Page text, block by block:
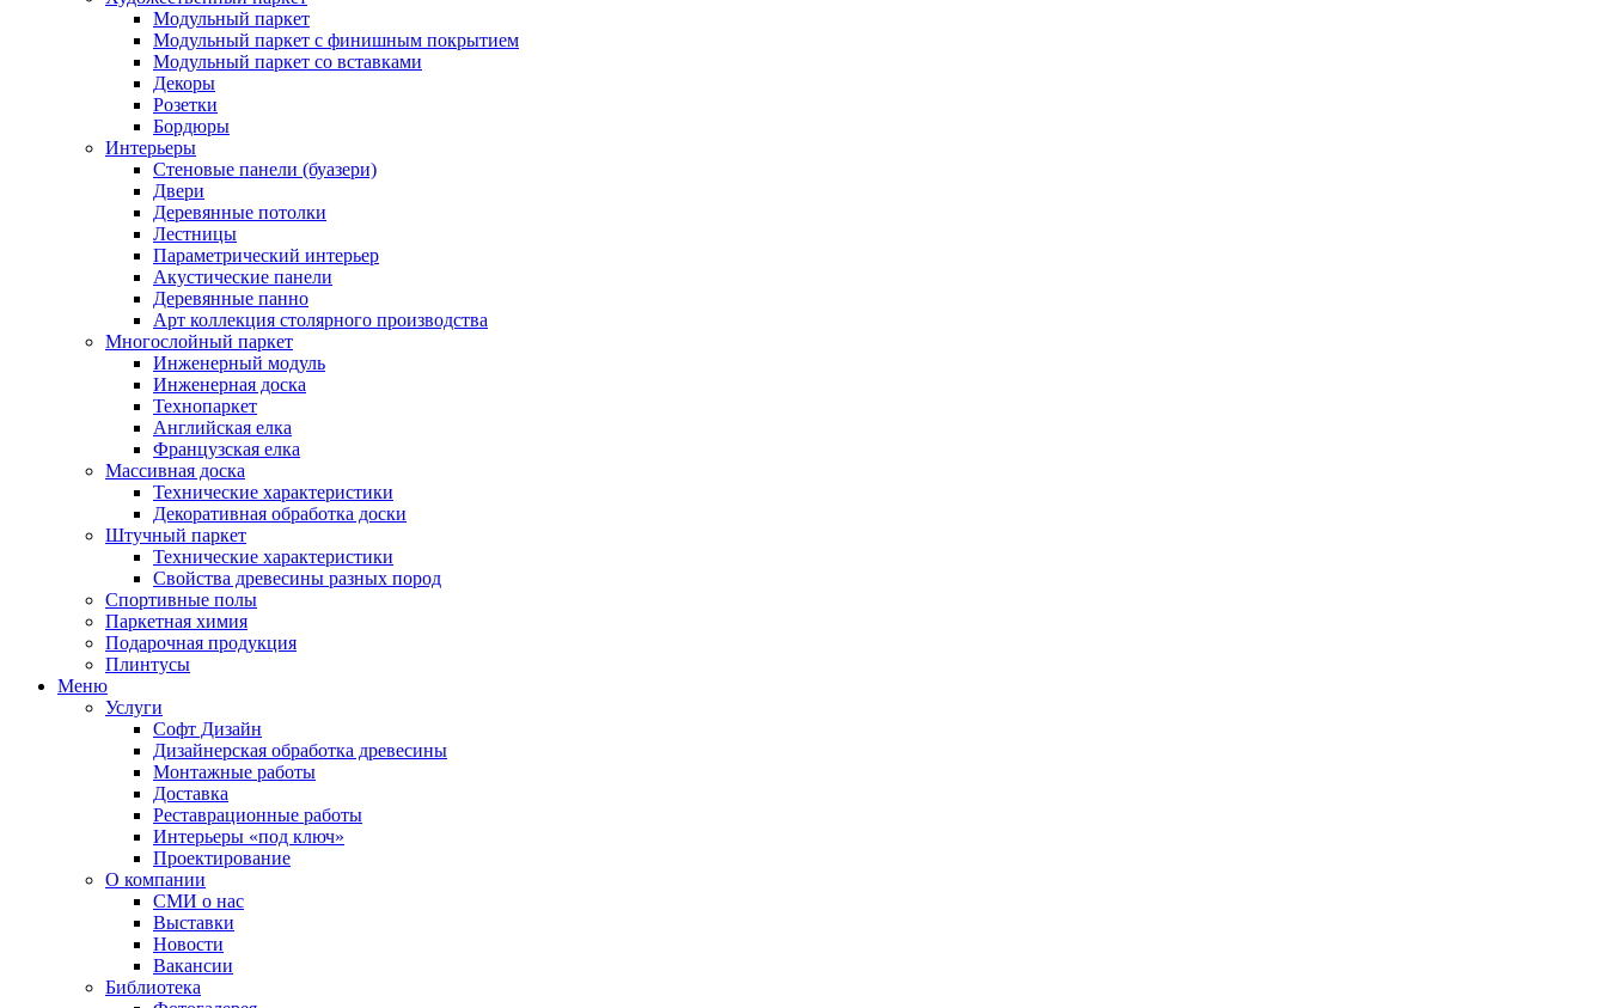
Модульный паркет
Модульный паркет с финишным покрытием
Модульный паркет со вставками
Декоры
Розетки
Бордюры
Интерьеры
Стеновые панели (буазери)
Двери
Деревянные потолки
Лестницы
Параметрический интерьер
Акустические панели
Деревянные панно
Арт коллекция столярного производства
Многослойный паркет
Инженерный модуль
Инженерная доска
Технопаркет
Английская елка
Французская елка
Массивная доска
Технические характеристики
Декоративная обработка доски
Штучный паркет
Технические характеристики
Свойства древесины разных пород
Спортивные полы
Паркетная химия
Подарочная продукция
Плинтусы
Меню
Услуги
Софт Дизайн
Дизайнерская обработка древесины
Монтажные работы
Доставка
Реставрационные работы
Интерьеры «под ключ»
Проектирование
О компании
СМИ о нас
Выставки
Новости
Вакансии
Библиотека